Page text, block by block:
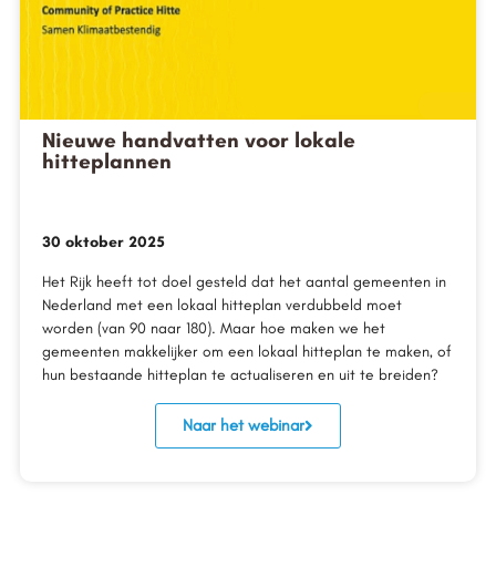
Nieuwe handvatten voor lokale
hitteplannen
30 oktober 2025
Het Rijk heeft tot doel gesteld dat het aantal gemeenten in
Nederland met een lokaal hitteplan verdubbeld moet
worden (van 90 naar 180). Maar hoe maken we het
gemeenten makkelijker om een lokaal hitteplan te maken, of
hun bestaande hitteplan te actualiseren en uit te breiden?
Naar het webinar